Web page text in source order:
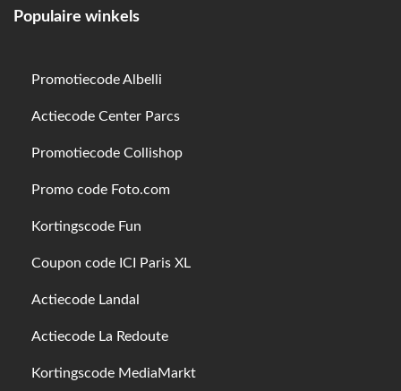
Populaire winkels
Promotiecode Albelli
Actiecode Center Parcs
Promotiecode Collishop
Promo code Foto.com
Kortingscode Fun
Coupon code ICI Paris XL
Actiecode Landal
Actiecode La Redoute
Kortingscode MediaMarkt